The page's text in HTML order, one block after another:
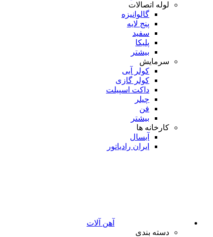
لوله اتصالات
گالوانیزه
پنج لایه
سفید
پلیکا
بیشتر
سرمایش
کولر آبی
کولر گازی
داکت اسپیلت
چیلر
فن
بیشتر
کارخانه ها
آبسال
ایران رادیاتور
آهن آلات
دسته بندی